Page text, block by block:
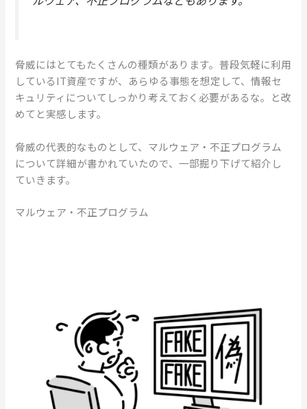
脅威にはとてもたくさんの種類があります。普段気軽に利用
しているIT資産ですが、あらゆる事態を想定して、情報セ
キュリティについてしっかり考えておく必要があるな。と改
めてと実感します。
脅威の代表的なものとして、マルウェア・不正プログラム
について詳細が書かれていたので、一部掘り下げて紹介し
ていきます。
マルウェア・不正プログラム